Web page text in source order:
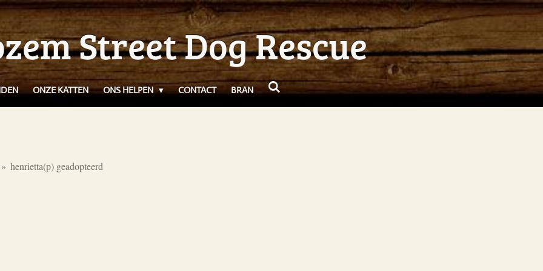
Street Dog Rescue
ONZE KATTEN ONS HELPEN CONTACT BRAN
» henrietta(p) geadopteerd